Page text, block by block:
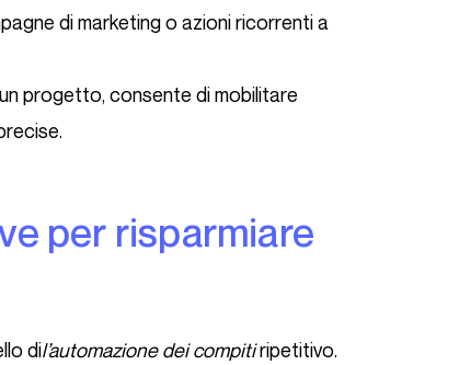
di marketing o azioni ricorrenti a
progetto, consente di mobilitare
dil’automazione dei compitiripetitivo.